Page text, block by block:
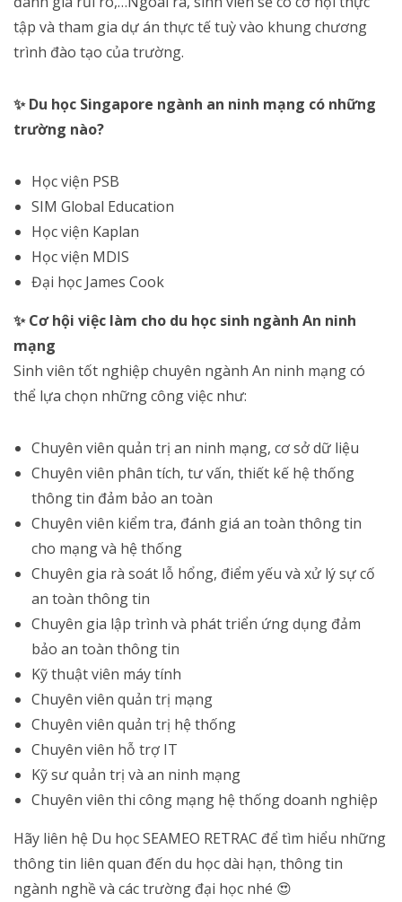
tập và tham gia dự án thực tế tuỳ vào khung chương
trình đào tạo của trường.
✨ Du học Singapore ngành an ninh mạng có những
trường nào?
Học viện PSB
SIM Global Education
Học viện Kaplan
Học viện MDIS
Đại học James Cook
✨ Cơ hội việc làm cho du học sinh ngành An ninh
mạng
Sinh viên tốt nghiệp chuyên ngành An ninh mạng có
thể lựa chọn những công việc như:
Chuyên viên quản trị an ninh mạng, cơ sở dữ liệu
Chuyên viên phân tích, tư vấn, thiết kế hệ thống
thông tin đảm bảo an toàn
Chuyên viên kiểm tra, đánh giá an toàn thông tin
cho mạng và hệ thống
Chuyên gia rà soát lỗ hổng, điểm yếu và xử lý sự cố
an toàn thông tin
Chuyên gia lập trình và phát triển ứng dụng đảm
bảo an toàn thông tin
Kỹ thuật viên máy tính
Chuyên viên quản trị mạng
Chuyên viên quản trị hệ thống
Chuyên viên hỗ trợ IT
Kỹ sư quản trị và an ninh mạng
Chuyên viên thi công mạng hệ thống doanh nghiệp
Hãy liên hệ Du học SEAMEO RETRAC để tìm hiểu những
thông tin liên quan đến du học dài hạn, thông tin
ngành nghề và các trường đại học nhé 😍